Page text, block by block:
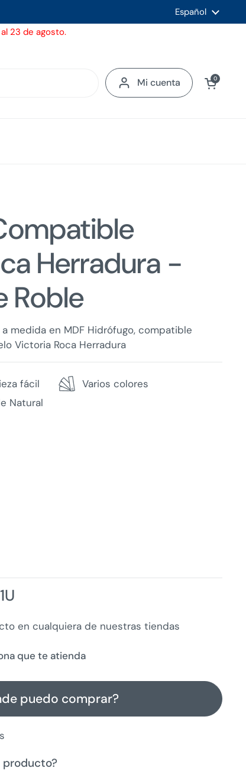
Idioma
Español
23 de agosto.
Mi cuenta Ver carrito
0
Herradura -
Roble
medida en MDF Hidrófugo, compatible
Victoria Roca Herradura
fácil
Varios colores
Natural
en cualquiera de nuestras tiendas
que te atienda
puedo comprar?
producto?